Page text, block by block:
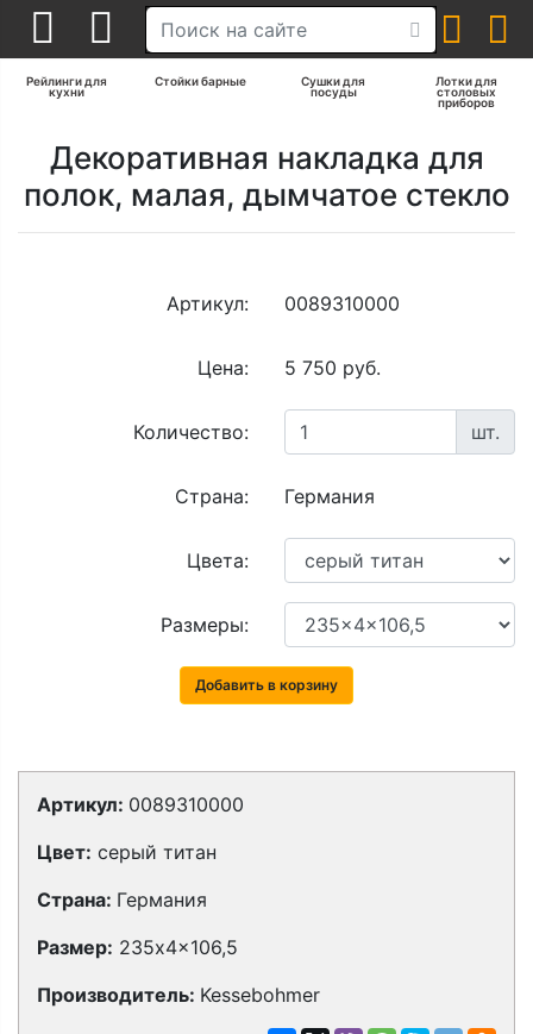
Рейлинги для
кухни
Стойки барные Сушки для
посуды
Лотки для
столовых
приборов
Декоративная накладка для
полок, малая, дымчатое стекло
Артикул: 0089310000
Цена: 5 750 руб.
Количество: шт.
Страна: Германия
Цвета:
Размеры:
Добавить в корзину
Артикул: 0089310000
Цвет: серый титан
Страна: Германия
Размер: 235x4x106,5
Производитель: Kessebohmer